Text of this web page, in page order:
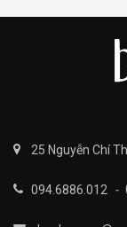
25 Nguyễn Chí
094.6886.012 -